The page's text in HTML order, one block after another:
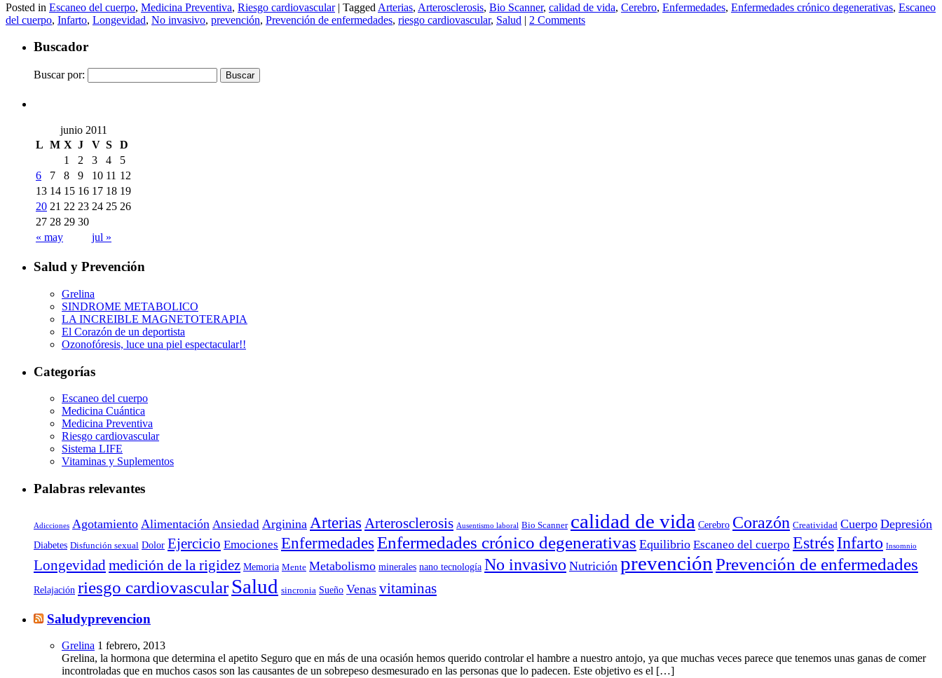
Posted in Escaneo del cuerpo, Medicina Preventiva, Riesgo cardiovascular | Tagged Arterias, Arterosclerosis, Bio Scanner, calidad de vida, Cerebro, Enfermedades, Enfermedades crónico degenerativas, Escaneo
del cuerpo, Infarto, Longevidad, No invasivo, prevención, Prevención de enfermedades, riesgo cardiovascular, Salud | 2 Comments
Buscador
Buscar por:
junio 2011
L M X J V S D
« may jul »
1 2 3 4
5
6
7 8 9 10 11 12
13 14 15 16 17 18 19
20 21 22 23 24 25 26
27 28 29 30
Salud y Prevención
Grelina
SINDROME METABOLICO
LA INCREIBLE MAGNETOTERAPIA
El Corazón de un deportista
Ozonofóresis, luce una piel espectacular!!
Categorías
Escaneo del cuerpo
Medicina Cuántica
Medicina Preventiva
Riesgo cardiovascular
Sistema LIFE
Vitaminas y Suplementos
Palabras relevantes
Adicciones Agotamiento Alimentación Ansiedad Arginina Arterias Arterosclerosis Ausentismo laboral Bio Scanner calidad de vida Cerebro Corazón Creatividad Cuerpo Depresión
Diabetes Disfunción sexual Dolor Ejercicio Emociones Enfermedades Enfermedades crónico degenerativas Equilibrio Escaneo del cuerpo EstrésInfarto Insomnio
Longevidad medición de la rigidez Memoria Mente Metabolismo minerales nano tecnología No invasivo Nutrición prevención Prevención de enfermedades
Relajación riesgo cardiovascular Salud sincronia Sueño Venas vitaminas
Saludyprevencion
Grelina 1 febrero, 2013
Grelina, la hormona que determina el apetito Seguro que en más de una ocasión hemos querido controlar el hambre a nuestro antojo, ya que muchas veces parece que tenemos unas ganas de comer
incontroladas que en muchos casos son las causantes de un sobrepeso desmesurado en las personas que lo padecen. Este objetivo es el […]